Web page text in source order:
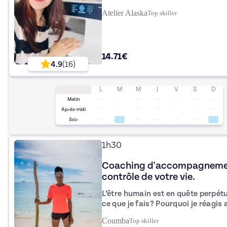
4.9(16)
comment utiliser toutes les options de base. Tu as juste
Atelier AlaskaTopskiller
14.71€
L M M J V S D
Matin
Après-midi
Soir
1h30
Coaching
contrôle de votre vie.
L’être humain est en quête perpétuel de Soi. Qui suis-
ce que je fais? Pourquoi je réagis
manière, l’affect et la sensibilité
CoumbaTopskiller